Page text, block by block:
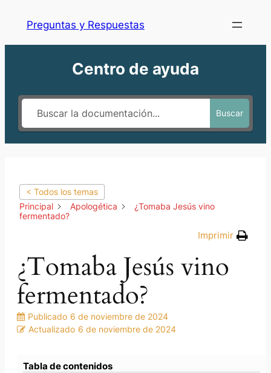
Preguntas y Respuestas
Centro de ayuda
Buscar
< Todos los temas
Principal
Apologética
¿Tomaba Jesús vino
fermentado?
Imprimir
¿Tomaba Jesús vino
fermentado?
Publicado 6 de noviembre de 2024
Actualizado 6 de noviembre de 2024
Tabla de contenidos